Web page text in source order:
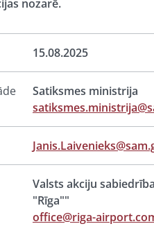
nozarē.
15.08.2025
Satiksmes ministrija
Valsts akciju
"Rīga""
office@riga-